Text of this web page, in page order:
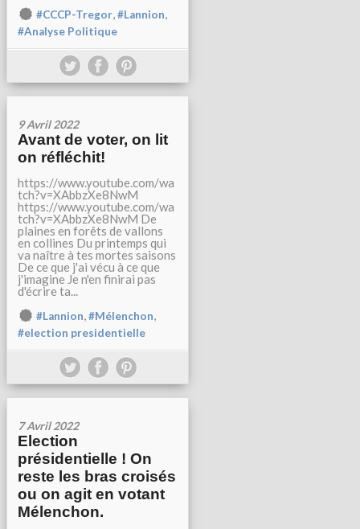
#CCCP-Tregor,#Lannion,
#Analyse Politique
9 Avril 2022
Avant de voter, on lit
on réfléchit!
https://www.youtube.com/wa
tch?v=XAbbzXe8NwM
https://www.youtube.com/wa
tch?v=XAbbzXe8NwM De
plaines en forêts de vallons
en collines Du printemps qui
va naître à tes mortes saisons
De ce que j'ai vécu à ce que
j'imagine Je n'en finirai pas
d'écrire ta...
#Lannion,#Mélenchon,
#election presidentielle
7 Avril 2022
Election
présidentielle ! On
reste les bras croisés
ou on agit en votant
Mélenchon.